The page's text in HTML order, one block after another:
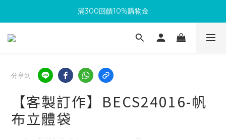
滿300回饋10%購物金
滿300回饋10%購物金
生日再送你100元購物金
滿300回饋10%購物金
分享到
【客製訂作】BECS24016-帆
布立體袋